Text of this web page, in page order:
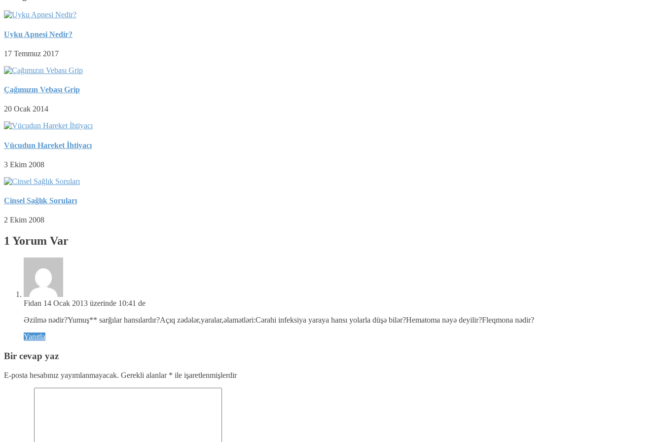
Uyku Apnesi Nedir?
17 Temmuz 2017
Çağımızın Vebası Grip
20 Ocak 2014
Vücudun Hareket İhtiyacı
3 Ekim 2008
Cinsel Sağlık Soruları
2 Ekim 2008
1 Yorum Var
Fidan 14 Ocak 2013 üzerinde 10:41 de
Əzilmə nədir?Yumuş** sarğılar hansılardır?Açıq zədələr,yaralar,əlamətləri:Cərahi infeksiya yaraya hansı yolarla düşə bilər?Hematoma nəyə deyilir?Fleqmona nədir?
Yanıtla
Bir cevap yaz
E-posta hesabınız yayımlanmayacak. Gerekli alanlar * ile işaretlenmişlerdir